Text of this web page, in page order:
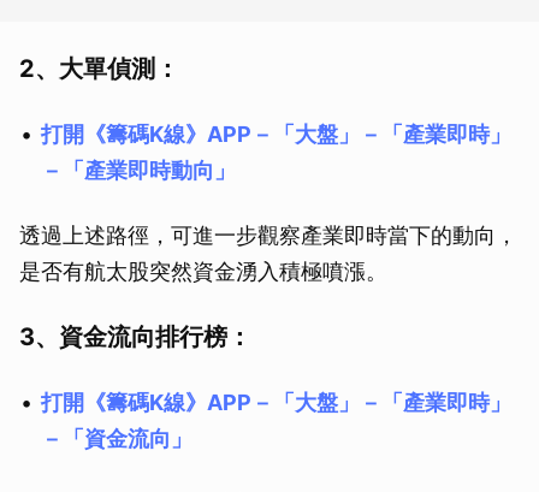
2、大單偵測：
打開《籌碼K線》APP－「大盤」－「產業即時」
－「產業即時動向」
透過上述路徑，可進一步觀察產業即時當下的動向，
是否有航太股突然資金湧入積極噴漲。
3、資金流向排行榜：
打開《籌碼K線》APP－「大盤」－「產業即時」
－「資金流向」